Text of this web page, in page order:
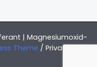
| Magnesiumoxid-
Theme / Privacy Policy